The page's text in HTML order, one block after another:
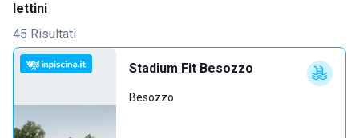
lettini
45 Risultati
Stadium Fit Besozzo
Besozzo